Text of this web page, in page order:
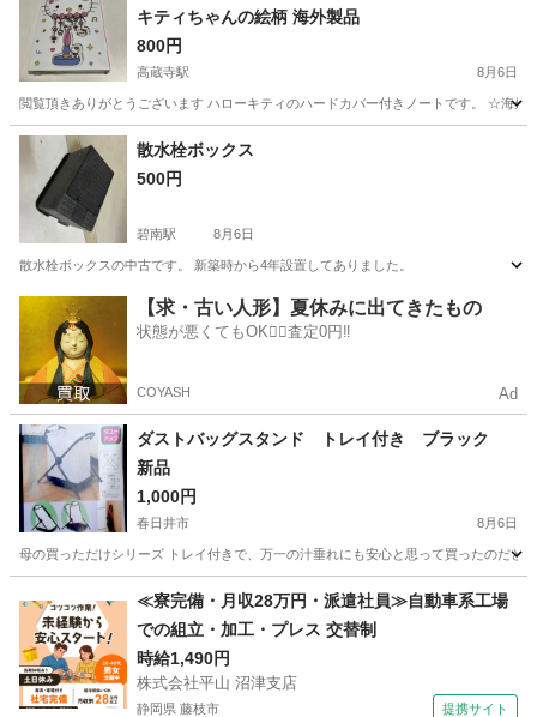
キティちゃんの絵柄 海外製品
800円
高蔵寺駅 8月6日
閲覧頂きありがとうございます ハローキティのハードカバー付きノートです。 ☆海
愛知 春日井市 高蔵寺駅
散水栓ボックス
500円
碧南駅 8月6日
散水栓ボックスの中古です。 新築時から4年設置してありました。
碧南駅 その他 ボックス
【求・古い人形】夏休みに出てきたもの
状態が悪くてもOK🙆‍♀️査定0円‼️
COYASH Ad
ダストバッグスタンド トレイ付き ブラック
新品
1,000円
春日井市 8月6日
母の買っただけシリーズ トレイ付きで、万一の汁垂れにも安心と思って買ったのだ
掃除用具 新品
≪寮完備・月収28万円・派遣社員≫自動車系工場
での組立・加工・プレス 交替制
時給1,490円
株式会社平山 沼津支店
静岡県 藤枝市 提携サイト